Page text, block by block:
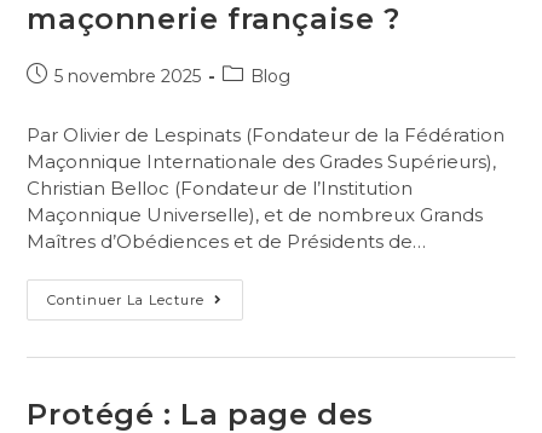
maçonnerie française ?
5 novembre 2025 Blog
Par Olivier de Lespinats (Fondateur de la Fédération
Maçonnique Internationale des Grades Supérieurs),
Christian Belloc (Fondateur de l’Institution
Maçonnique Universelle), et de nombreux Grands
Maîtres d’Obédiences et de Présidents de…
Continuer La Lecture
Protégé : La page des